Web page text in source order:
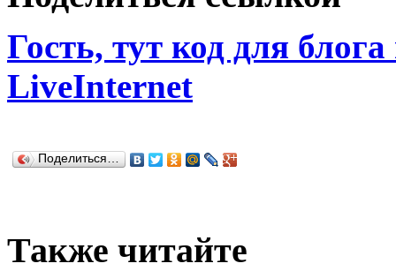
Гость, тут код для
LiveInternet
Поделиться…
Также читайте